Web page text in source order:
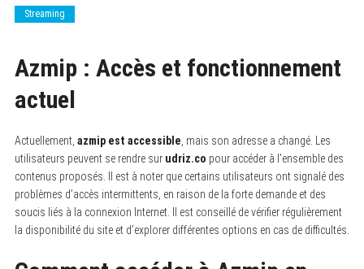
Streaming
Azmip : Accès et fonctionnement
actuel
Actuellement, azmip est accessible , mais son adresse a changé. Les
utilisateurs peuvent se rendre sur udriz.co pour accéder à l’ensemble des
contenus proposés. Il est à noter que certains utilisateurs ont signalé des
problèmes d’accès intermittents, en raison de la forte demande et des
soucis liés à la connexion Internet. Il est conseillé de vérifier régulièrement
la disponibilité du site et d’explorer différentes options en cas de difficultés.